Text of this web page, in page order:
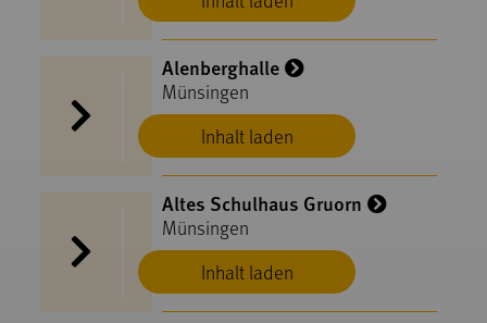
Inhalt laden
Alenberghalle
Münsingen
Inhalt laden
Altes Schulhaus Gruorn
Münsingen